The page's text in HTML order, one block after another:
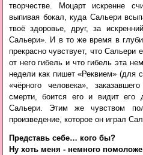
творчестве. Моцарт искренне
выпивая бокал, куда Сальери
твоё здоровье, друг, за
Сальери». И в то же время в
прекрасно чувствует, что Сальери
от него гибель и что гибель эта
недели как пишет «Реквием» (для
«чёрного человека»,
смерти, боится его и видит
Сальери. Этим же чувством
произведение, которое он играл
Представь себе… кого бы?
Ну хоть меня - немного